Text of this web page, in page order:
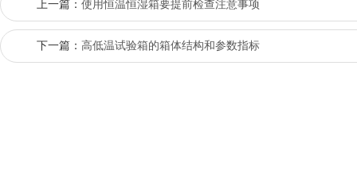
上一篇： 使用恒温恒湿箱要提前检查注意事项
下一篇： 高低温试验箱的箱体结构和参数指标